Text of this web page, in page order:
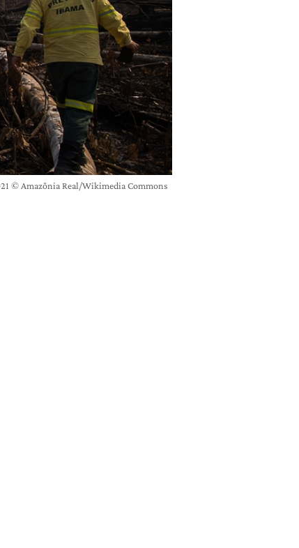
© Amazônia Real/Wikimedia Commons